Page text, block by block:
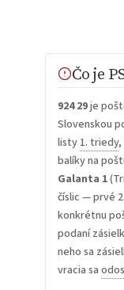
Čo je
924 29je
Slovenskou
listy 1. triedy,
balíky na
Galanta 1
číslic — prvé
konkrétnu
podaní
neho sa
vracia sa